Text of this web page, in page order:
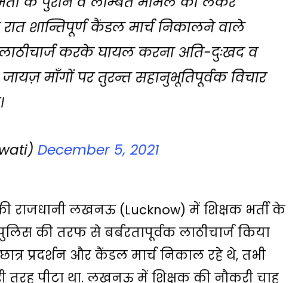
शान्तिपूर्ण कैंडल मार्च निकालने वाले
करके घायल करना अति-दुःखद व
माँगों पर तुरन्त सहानुभूतिपूर्वक विचार
December 5, 2021
राजधानी लखनऊ (Lucknow) में शिक्षक भर्ती के
की तरफ से बर्बरतापूर्वक लाठीचार्ज किया
प्रदर्शन और कैंडल मार्च निकाल रहे थे, तभी
तरह पीटा था. लखनऊ में शिक्षक की नौकरी चाह